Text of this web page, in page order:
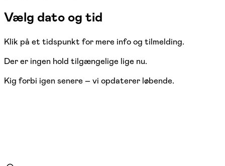
Vælg dato og tid
Klik på et tidspunkt for mere info og tilmelding.
Der er ingen hold tilgængelige lige nu.
Kig forbi igen senere – vi opdaterer løbende.